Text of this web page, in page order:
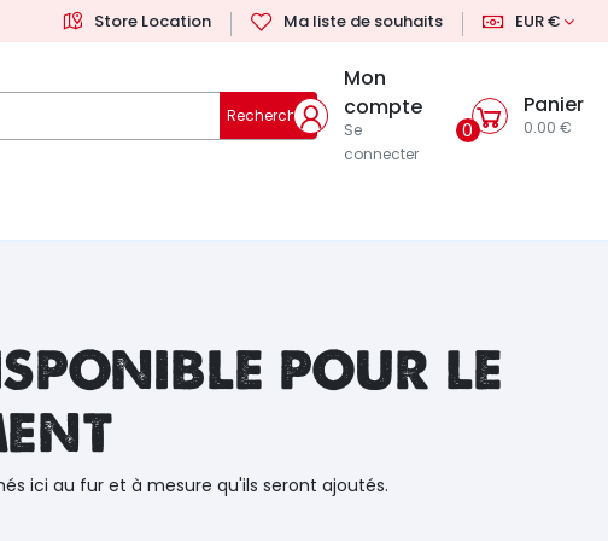
Store Location Ma liste de souhaits EUR €
Rechercher
Mon
compte
Se
connecter
0
Panier
0.00 €
pour le
ici au fur et à mesure qu'ils seront ajoutés.